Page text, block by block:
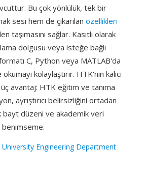
Bu çok yönlülük, tek bir
sesi hem de çıkarılan özellikleri
taşımasını sağlar. Kasıtlı olarak
dolgusu veya isteğe bağlı
formatı C, Python veya MATLAB'da
kolaylaştırır. HTK'nın kalıcı
avantaj: HTK eğitim ve tanıma
ayrıştırıcı belirsizliğini ortadan
bayt düzeni ve akademik veri
University Engineering Department